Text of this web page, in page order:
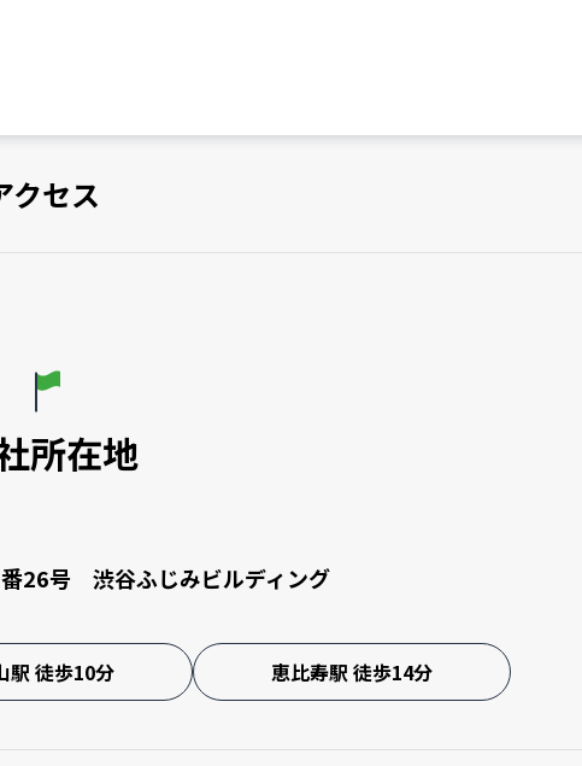
クセス
所在地
26号 渋谷ふじみビルディング
駅 徒歩10分 恵比寿駅 徒歩14分